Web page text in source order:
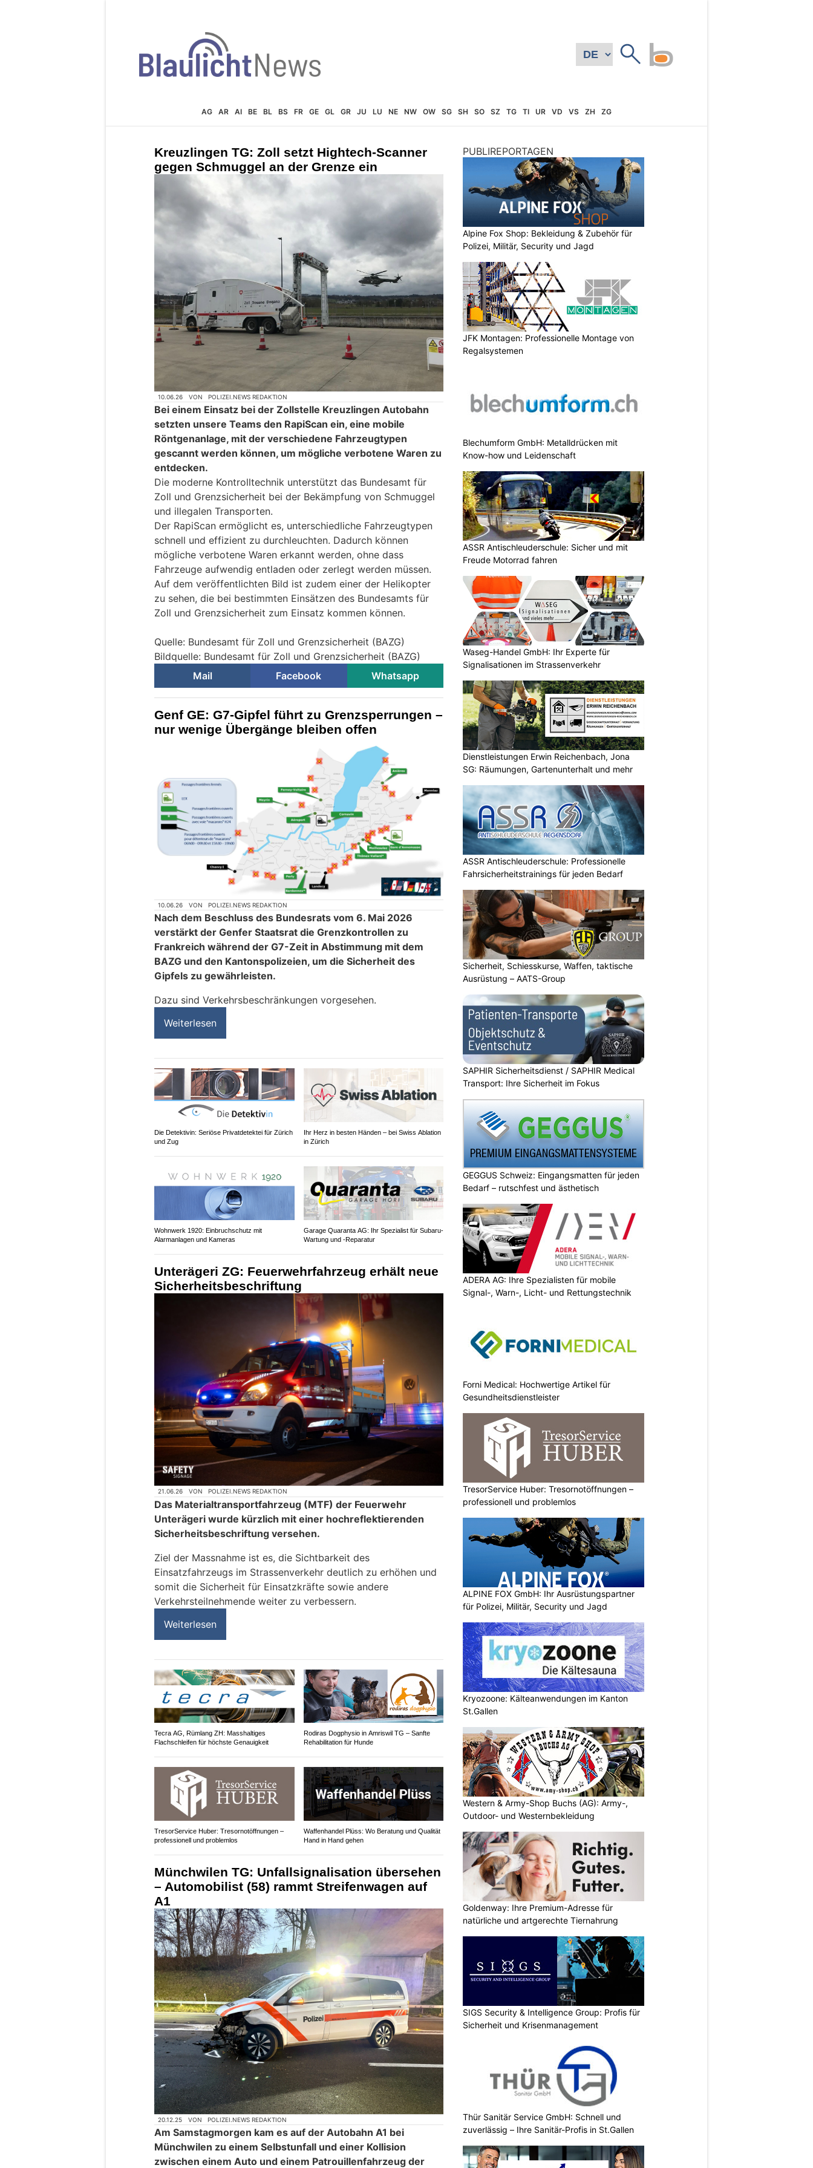
AG AR AI BE BL BS FR GE GL GR JU LU NE NW OW SG SH SO SZ TG TI UR VD VS ZH ZG
Kreuzlingen TG: Zoll setzt Hightech-Scanner
gegen Schmuggel an der Grenze ein
10.06.26 VON POLIZEI.NEWS REDAKTION
Bei einem Einsatz bei der Zollstelle Kreuzlingen Autobahn
setzten unsere Teams den RapiScan ein, eine mobile
Röntgenanlage, mit der verschiedene Fahrzeugtypen
gescannt werden können, um mögliche verbotene Waren zu
entdecken.
Die moderne Kontrolltechnik unterstützt das Bundesamt für
Zoll und Grenzsicherheit bei der Bekämpfung von Schmuggel
und illegalen Transporten.
Der RapiScan ermöglicht es, unterschiedliche Fahrzeugtypen
schnell und effizient zu durchleuchten. Dadurch können
mögliche verbotene Waren erkannt werden, ohne dass
Fahrzeuge aufwendig entladen oder zerlegt werden müssen.
Auf dem veröffentlichten Bild ist zudem einer der Helikopter
zu sehen, die bei bestimmten Einsätzen des Bundesamts für
Zoll und Grenzsicherheit zum Einsatz kommen können.
Quelle: Bundesamt für Zoll und Grenzsicherheit (BAZG)
Bildquelle: Bundesamt für Zoll und Grenzsicherheit (BAZG)
Mail
Facebook Whatsapp
Genf GE: G7-Gipfel führt zu Grenzsperrungen –
nur wenige Übergänge bleiben offen
10.06.26 VON POLIZEI.NEWS REDAKTION
Nach dem Beschluss des Bundesrats vom 6. Mai 2026
verstärkt der Genfer Staatsrat die Grenzkontrollen zu
Frankreich während der G7-Zeit in Abstimmung mit dem
BAZG und den Kantonspolizeien, um die Sicherheit des
Gipfels zu gewährleisten.
Dazu sind Verkehrsbeschränkungen vorgesehen.
Weiterlesen
Die Detektivin: Seriöse Privatdetektei für Zürich
und Zug
Ihr Herz in besten Händen – bei Swiss Ablation
in Zürich
Wohnwerk 1920: Einbruchschutz mit
Alarmanlagen und Kameras
Garage Quaranta AG: Ihr Spezialist für Subaru-
Wartung und -Reparatur
Unterägeri ZG: Feuerwehrfahrzeug erhält neue
Sicherheitsbeschriftung
21.06.26 VON POLIZEI.NEWS REDAKTION
Das Materialtransportfahrzeug (MTF) der Feuerwehr
Unterägeri wurde kürzlich mit einer hochreflektierenden
Sicherheitsbeschriftung versehen.
Ziel der Massnahme ist es, die Sichtbarkeit des
Einsatzfahrzeugs im Strassenverkehr deutlich zu erhöhen und
somit die Sicherheit für Einsatzkräfte sowie andere
Verkehrsteilnehmende weiter zu verbessern.
Weiterlesen
Tecra AG, Rümlang ZH: Masshaltiges
Flachschleifen für höchste Genauigkeit
Rodiras Dogphysio in Amriswil TG – Sanfte
Rehabilitation für Hunde
TresorService Huber: Tresornotöffnungen –
professionell und problemlos
Waffenhandel Plüss: Wo Beratung und Qualität
Hand in Hand gehen
Münchwilen TG: Unfallsignalisation übersehen
– Automobilist (58) rammt Streifenwagen auf
A1
20.12.25 VON POLIZEI.NEWS REDAKTION
Am Samstagmorgen kam es auf der Autobahn A1 bei
Münchwilen zu einem Selbstunfall und einer Kollision
zwischen einem Auto und einem Patrouillenfahrzeug der
PUBLIREPORTAGEN
Alpine Fox Shop: Bekleidung & Zubehör für
Polizei, Militär, Security und Jagd
JFK Montagen: Professionelle Montage von
Regalsystemen
Blechumform GmbH: Metalldrücken mit
Know-how und Leidenschaft
ASSR Antischleuderschule: Sicher und mit
Freude Motorrad fahren
Waseg-Handel GmbH: Ihr Experte für
Signalisationen im Strassenverkehr
Dienstleistungen Erwin Reichenbach, Jona
SG: Räumungen, Gartenunterhalt und mehr
ASSR Antischleuderschule: Professionelle
Fahrsicherheitstrainings für jeden Bedarf
Sicherheit, Schiesskurse, Waffen, taktische
Ausrüstung – AATS-Group
SAPHIR Sicherheitsdienst / SAPHIR Medical
Transport: Ihre Sicherheit im Fokus
GEGGUS Schweiz: Eingangsmatten für jeden
Bedarf – rutschfest und ästhetisch
ADERA AG: Ihre Spezialisten für mobile
Signal-, Warn-, Licht- und Rettungstechnik
Forni Medical: Hochwertige Artikel für
Gesundheitsdienstleister
TresorService Huber: Tresornotöffnungen –
professionell und problemlos
ALPINE FOX GmbH: Ihr Ausrüstungspartner
für Polizei, Militär, Security und Jagd
Kryozoone: Kälteanwendungen im Kanton
St.Gallen
Western & Army-Shop Buchs (AG): Army-,
Outdoor- und Westernbekleidung
Goldenway: Ihre Premium-Adresse für
natürliche und artgerechte Tiernahrung
SIGS Security & Intelligence Group: Profis für
Sicherheit und Krisenmanagement
Thür Sanitär Service GmbH: Schnell und
zuverlässig – Ihre Sanitär-Profis in St.Gallen